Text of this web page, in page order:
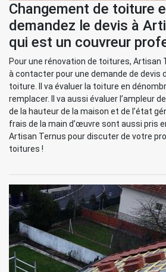
Changement de toiture
demandez le devis à
qui est un couvreur
Pour une rénovation de toitures, Artisan
à contacter pour une demande de devis
toiture. Il va évaluer la toiture en
remplacer. Il va aussi évaluer l’ampleur
de la hauteur de la maison et de l’état
frais de la main d’œuvre sont aussi pris
Artisan Ternus pour discuter de votre
toitures !